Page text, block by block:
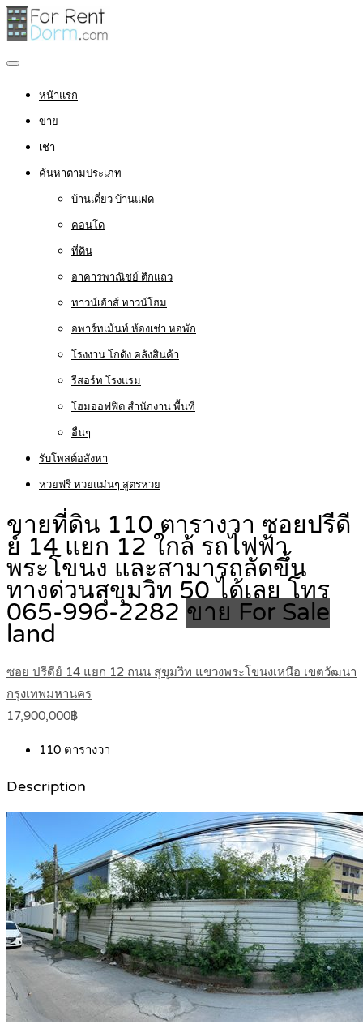
หน้าแรก
ขาย
เช่า
ค้นหาตามประเภท
บ้านเดี่ยว บ้านแฝด
คอนโด
ที่ดิน
อาคารพาณิชย์ ตึกแถว
ทาวน์เฮ้าส์ ทาวน์โฮม
อพาร์ทเม้นท์ ห้องเช่า หอพัก
โรงงาน โกดัง คลังสินค้า
รีสอร์ท โรงแรม
โฮมออฟฟิต สำนักงาน พื้นที่
อื่นๆ
รับโพสต์อสังหา
หวยฟรี หวยแม่นๆ สูตรหวย
ขายที่ดิน 110 ตารางวา ซอยปรีดี
ย์ 14 แยก 12 ใกล้ รถไฟฟ้า
พระโขนง และสามารถลัดขึ้น
ทางด่วนสุขุมวิท 50 ได้เลย โทร
065-996-2282 ขาย For Sale
land
ซอย ปรีดีย์ 14 แยก 12 ถนน สุขุมวิท แขวงพระโขนงเหนือ เขตวัฒนา
กรุงเทพมหานคร
17,900,000฿
110 ตารางวา
Description